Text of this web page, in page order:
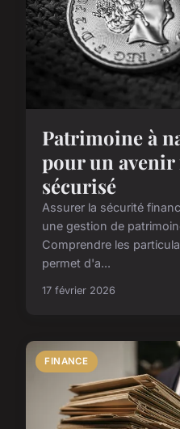
Patrimoine à
pour un
sécurisé
Assurer la sécurité
une gestion de
Comprendre les
permet d'a...
17 février 2026
FINANCE